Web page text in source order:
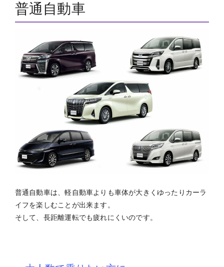
普通自動車
普通自動車は、軽自動車よりも車体が大きくゆったりカーラ
イフを楽しむことが出来ます。
そして、長距離運転でも疲れにくいのです。